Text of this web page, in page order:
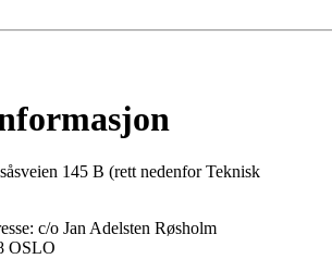
145 B (rett nedenfor Teknisk
c/o Jan Adelsten Røsholm
OSLO